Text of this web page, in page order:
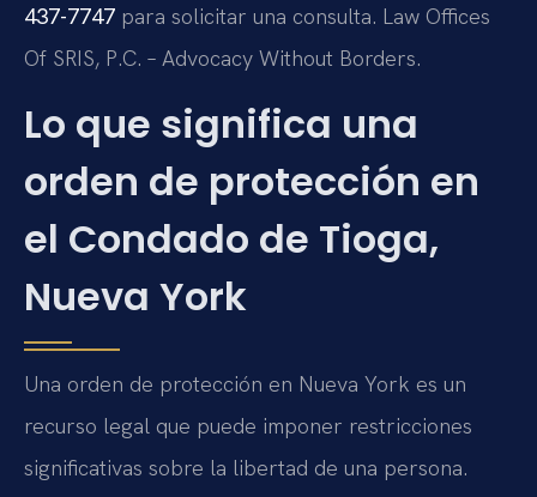
437-7747 para solicitar una consulta. Law Offices
Of SRIS, P.C. – Advocacy Without Borders.
Lo que significa una
orden de protección en
el Condado de Tioga,
Nueva York
Una orden de protección en Nueva York es un
recurso legal que puede imponer restricciones
significativas sobre la libertad de una persona.